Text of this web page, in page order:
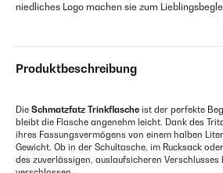
niedliches Logo machen sie zum
Produktbeschreibung
Die Schmatzfatz Trinkflasche ist der perfekte
bleibt die Flasche angenehm leicht. Dank des
ihres Fassungsvermögens von einem halben
Gewicht. Ob in der Schultasche, im Rucksack
des zuverlässigen, auslaufsicheren